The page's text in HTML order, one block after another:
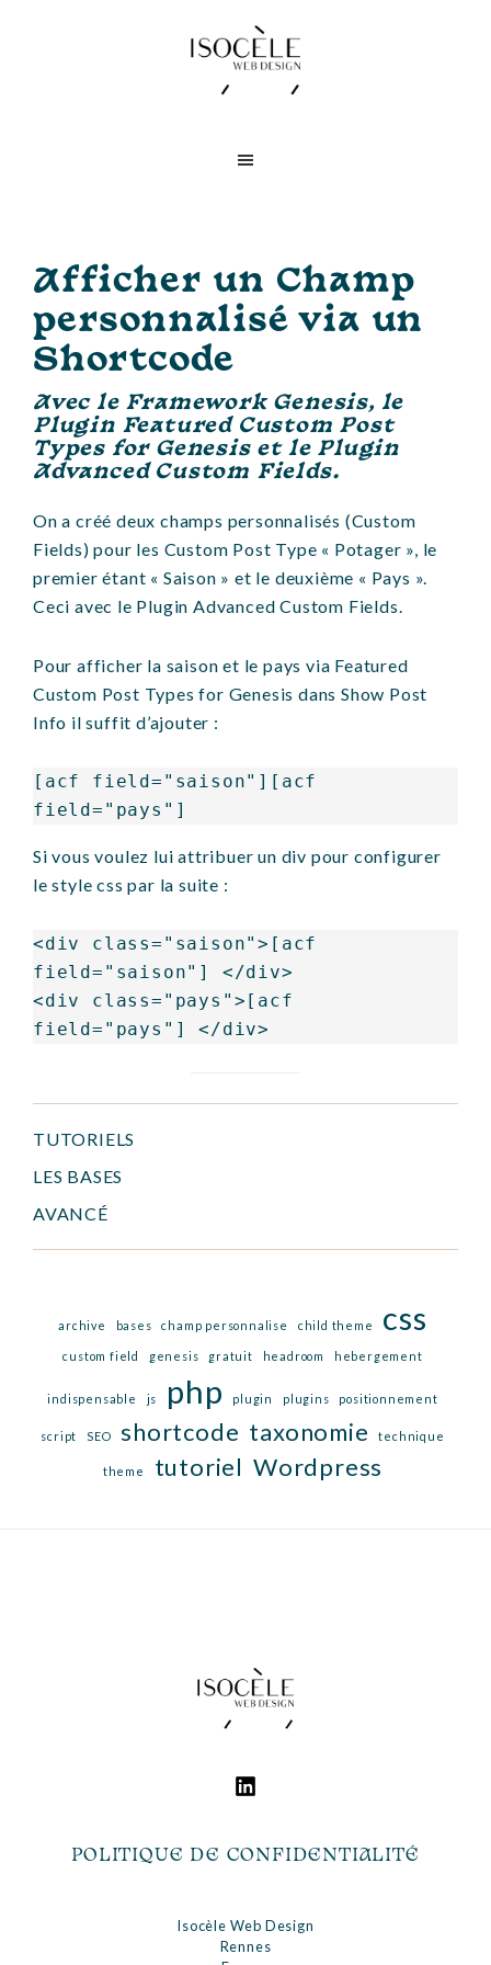
Web
Design
Afficher un Champ
personnalisé via un
Shortcode
Avec le Framework Genesis, le
Plugin Featured Custom Post
Types for Genesis et le Plugin
Advanced Custom Fields.
On a créé deux champs personnalisés (Custom
Fields) pour les Custom Post Type « Potager », le
premier étant « Saison » et le deuxième « Pays ».
Ceci avec le Plugin Advanced Custom Fields.
Pour afficher la saison et le pays via Featured
Custom Post Types for Genesis dans Show Post
Info il suffit d’ajouter :
[acf field="saison"][acf
field="pays"]
Si vous voulez lui attribuer un div pour configurer
le style css par la suite :
<div class="saison">[acf
field="saison"] </div>
<div class="pays">[acf
field="pays"] </div>
Sidebar
TUTORIELS
LES BASES
AVANCÉ
archive bases champ personnalise child theme css
custom field genesis gratuit headroom hebergement
indispensable js php plugin plugins positionnement
script SEO shortcode taxonomie technique
theme tutoriel Wordpress
POLITIQUE DE CONFIDENTIALITÉ
Isocèle Web Design
Rennes